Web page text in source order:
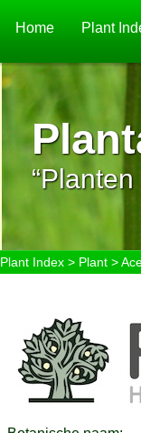
Home Plant
Plant Index> Plant>